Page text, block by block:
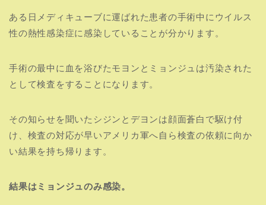
ある日メディキューブに運ばれた患者の手術中にウイルス
性の熱性感染症に感染していることが分かります。
手術の最中に血を浴びたモヨンとミョンジュは汚染された
として検査をすることになります。
その知らせを聞いたシジンとデヨンは顔面蒼白で駆け付
け、検査の対応が早いアメリカ軍へ自ら検査の依頼に向か
い結果を持ち帰ります。
結果はミョンジュのみ感染。